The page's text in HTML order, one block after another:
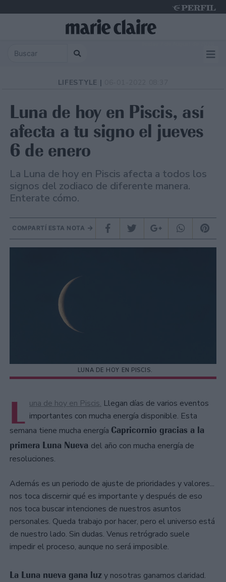
LIFESTYLE |
Luna de hoy en Piscis, así
afecta a tu signo el jueves
6 de enero
La Luna de hoy en Piscis afecta a todos los
signos del zodiaco de diferente manera.
Enterate cómo.
COMPARTÍ ESTA NOTA
LUNA DE HOY EN PISCIS.
L una de hoy en Piscis. Llegan días de varios eventos
importantes con mucha energía disponible. Esta
semana tiene mucha energía Capricornio gracias a la
primera Luna Nueva del año con mucha energía de
resoluciones.
Además es un periodo de ajuste de prioridades y valores...
nos toca discernir qué es importante y después de eso
nos toca buscar intenciones de nuestros asuntos
personales. Queda trabajo por hacer, pero el universo está
de nuestro lado. Sin dudas. Venus retrógrado suele
impedir el proceso, aunque no será imposible.
La Luna nueva gana luzy nosotras ganamos claridad.